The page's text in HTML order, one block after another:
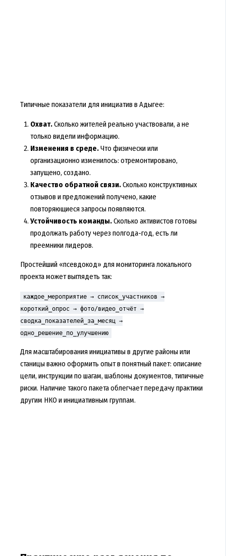
Типичные показатели для инициатив в Адыгее:
Охват.Сколько жителей реально участвовали, а не
только видели информацию.
Изменения в среде.Что физически или
организационно изменилось: отремонтировано,
запущено, создано.
Качество обратной связи.Сколько конструктивных
отзывов и предложений получено, какие
повторяющиеся запросы появляются.
Устойчивость команды.Сколько активистов готовы
продолжать работу через полгода-год, есть ли
преемники лидеров.
Простейший «псевдокод» для мониторинга локального
проекта может выглядеть так:
каждое_мероприятие → список_участников →
короткий_опрос → фото/видео_отчёт →
сводка_показателей_за_месяц →
одно_решение_по_улучшению
Для масштабирования инициативы в другие районы или
станицы важно оформить опыт в понятный пакет: описание
цели, инструкции по шагам, шаблоны документов, типичные
риски. Наличие такого пакета облегчает передачу практики
другим НКО и инициативным группам.